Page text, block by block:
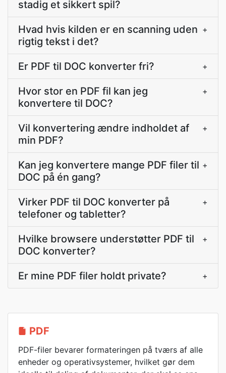
stadig et sikkert spil?
Hvad hvis kilden er en scanning uden
rigtig tekst i det?
+
Er PDF til DOC konverter fri? +
Hvor stor en PDF fil kan jeg
konvertere til DOC?
+
Vil konvertering ændre indholdet af
min PDF?
+
Kan jeg konvertere mange PDF filer til
DOC på én gang?
+
Virker PDF til DOC konverter på
telefoner og tabletter?
+
Hvilke browsere understøtter PDF til
DOC konverter?
+
Er mine PDF filer holdt private? +
PDF
PDF-filer bevarer formateringen på tværs af alle
enheder og operativsystemer, hvilket gør dem